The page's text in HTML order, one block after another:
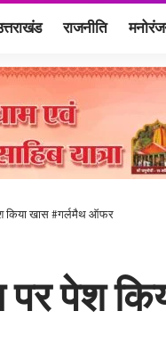
राजनीति
किया खास #गर्लमैथ ऑफर
पर पेश